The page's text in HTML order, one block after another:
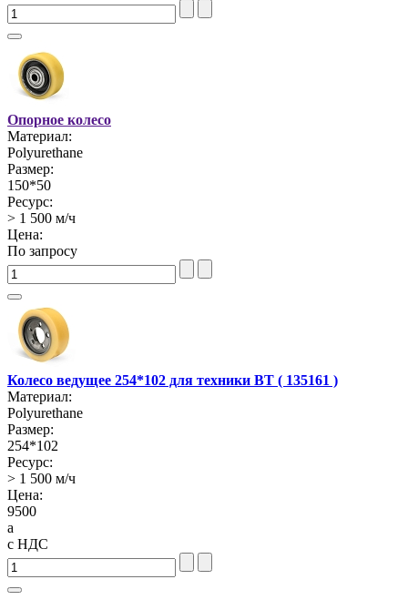
Опорное колесо
Материал:
Polyurethane
Размер:
150*50
Ресурс:
> 1 500 м/ч
Цена:
По запросу
Колесо ведущее 254*102 для техники BT ( 135161 )
Материал:
Polyurethane
Размер:
254*102
Ресурс:
> 1 500 м/ч
Цена:
9500
a
с НДС